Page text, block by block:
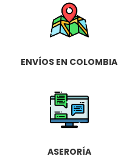
ENVÍOS EN COLOMBIA
ASERORÍA